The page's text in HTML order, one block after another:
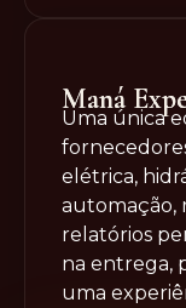
Maná
Uma única
elétrica,
automação,
relatórios
na entrega,
uma